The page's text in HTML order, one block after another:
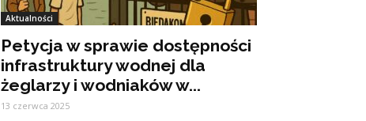
Aktualności
Petycja w sprawie dostępności
infrastruktury wodnej dla
żeglarzy i wodniaków w...
13 czerwca 2025